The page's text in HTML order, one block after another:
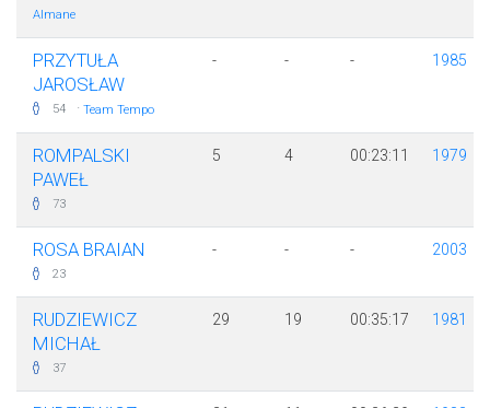
Almane
PRZYTUŁA
JAROSŁAW
54 · Team Tempo
- - - 1985
ROMPALSKI
PAWEŁ
73
5 4 00:23:11 1979
ROSA BRAIAN
23
- - - 2003
RUDZIEWICZ
MICHAŁ
37
29 19 00:35:17 1981